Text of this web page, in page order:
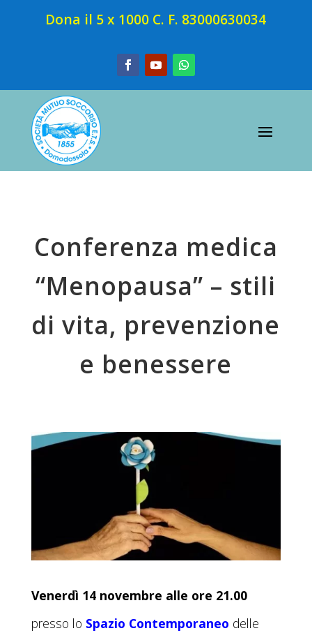
Dona il 5 x 1000 C. F. 83000630034
Conferenza medica
“Menopausa” – stili
di vita, prevenzione
e benessere
Venerdì 14 novembre alle ore 21.00
presso lo Spazio Contemporaneo delle